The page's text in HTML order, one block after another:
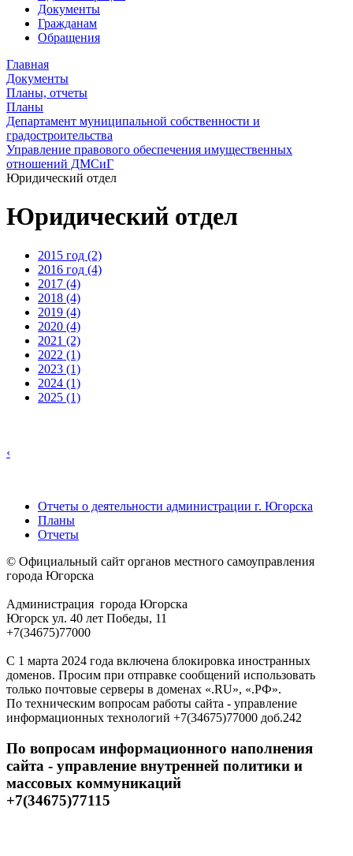
Документы
Гражданам
Обращения
Главная
Документы
Планы, отчеты
Планы
Департамент муниципальной собственности и
градостроительства
Управление правового обеспечения имущественных
отношений ДМСиГ
Юридический отдел
Юридический отдел
2015 год (2)
2016 год (4)
2017 (4)
2018 (4)
2019 (4)
2020 (4)
2021 (2)
2022 (1)
2023 (1)
2024 (1)
2025 (1)
‹
Отчеты о деятельности администрации г. Югорска
Планы
Отчеты
© Официальный сайт органов местного самоуправления
города Югорска
Администрация города Югорска
Югорск ул. 40 лет Победы, 11
+7(34675)77000
С 1 марта 2024 года включена блокировка иностранных
доменов. Просим при отправке сообщений использовать
только почтовые серверы в доменах «.RU», «.РФ».
По техническим вопросам работы сайта - управление
информационных технологий +7(34675)77000 доб.242
По вопросам информационного наполнения
сайта - управление внутренней политики и
массовых коммуникаций
+7(34675)77115